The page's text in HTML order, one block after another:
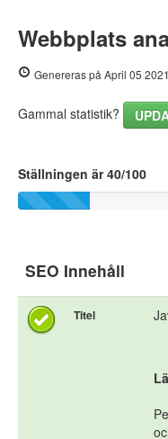
Webbplats
Genereras på April 05
Gammal statistik?
Ställningen är 40/100
SEO Innehåll
Titel